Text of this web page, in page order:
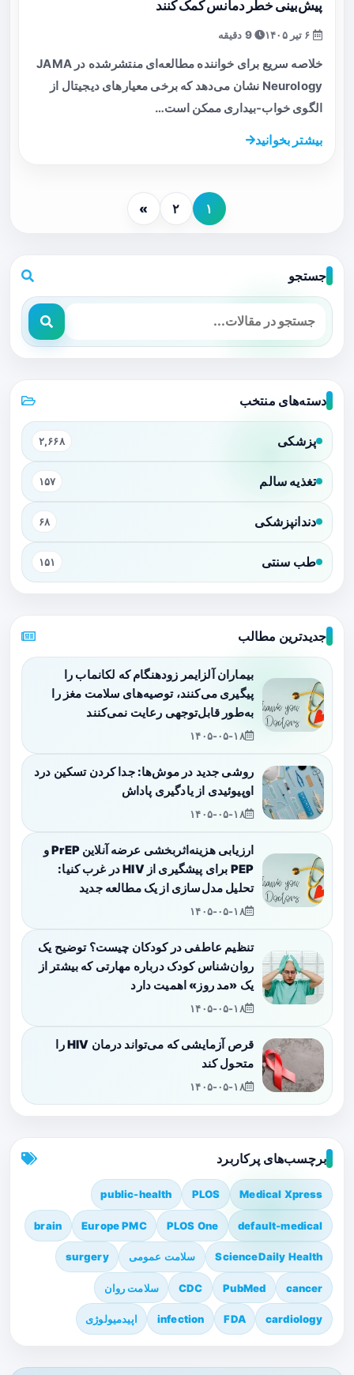
پیش‌بینی خطر دمانس کمک کنند
9 دقیقه
خلاصه سریع برای خواننده مطالعه‌ای منتشرشده در JAMA
Neurology نشان می‌دهد که برخی معیارهای دیجیتال از
الگوی خواب-بیداری ممکن است…
بیشتر بخوانید
۱ ۲ »
جستجو
دسته‌های منتخب
پزشکی ۲,۶۶۸
تغذیه سالم ۱۵۷
دندانپزشکی ۶۸
طب سنتی ۱۵۱
جدیدترین مطالب
بیماران آلزایمر زودهنگام که لکانماب را
پیگیری می‌کنند، توصیه‌های سلامت مغز را
به‌طور قابل‌توجهی رعایت نمی‌کنند
۱۴۰۵-۰۵-۱۸
روشی جدید در موش‌ها: جدا کردن تسکین درد
اوپیوئیدی از یادگیری پاداش
۱۴۰۵-۰۵-۱۸
ارزیابی هزینه‌اثربخشی عرضه آنلاین PrEP و
PEP برای پیشگیری از HIV در غرب کنیا:
تحلیل مدل‌سازی از یک مطالعه جدید
۱۴۰۵-۰۵-۱۸
تنظیم عاطفی در کودکان چیست؟ توضیح یک
روان‌شناس کودک درباره مهارتی که بیشتر از
یک «مد روز» اهمیت دارد
۱۴۰۵-۰۵-۱۸
قرص آزمایشی که می‌تواند درمان HIV را
متحول کند
۱۴۰۵-۰۵-۱۸
برچسب‌های پرکاربرد
Medical Xpress
PLOS
public-health
default-medical
PLOS One
Europe PMC
brain
ScienceDaily Health سلامت عمومی surgery
cancer
PubMed
CDC سلامت روان
cardiology
FDA
infection اپیدمیولوژی